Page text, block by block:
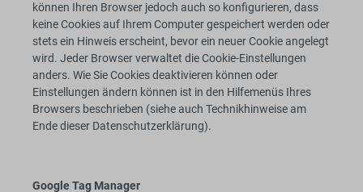
können Ihren Browser jedoch auch so konfigurieren, dass
keine Cookies auf Ihrem Computer gespeichert werden oder
stets ein Hinweis erscheint, bevor ein neuer Cookie angelegt
wird. Jeder Browser verwaltet die Cookie-Einstellungen
anders. Wie Sie Cookies deaktivieren können oder
Einstellungen ändern können ist in den Hilfemenüs Ihres
Browsers beschrieben (siehe auch Technikhinweise am
Ende dieser Datenschutzerklärung).
Google Tag Manager